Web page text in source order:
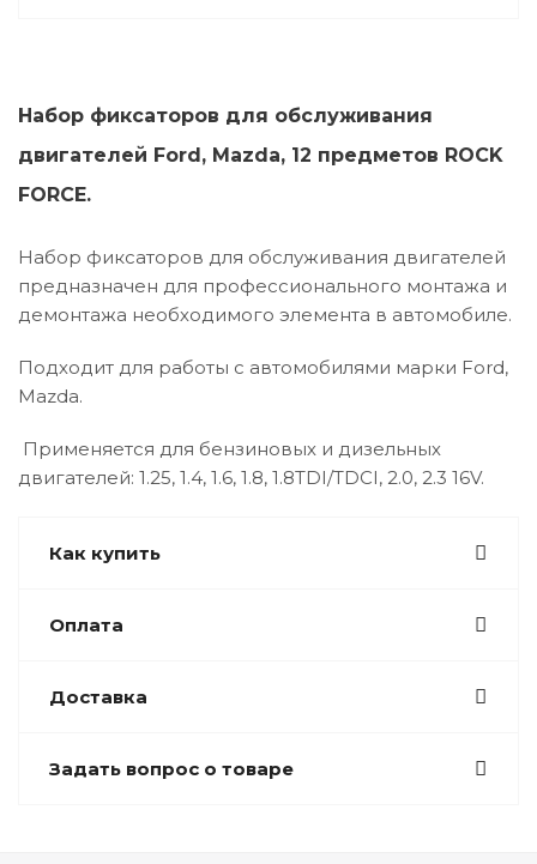
Набор фиксаторов для обслуживания
двигателей Ford, Mazda, 12 предметов ROCK
FORCE.
Набор фиксаторов для обслуживания двигателей
предназначен для профессионального монтажа и
демонтажа необходимого элемента в автомобиле.
Подходит для работы с автомобилями марки Ford,
Mazda.
Применяется для бензиновых и дизельных
двигателей: 1.25, 1.4, 1.6, 1.8, 1.8TDI/TDCI, 2.0, 2.3 16V.
Как купить
Оплата
Доставка
Задать вопрос о товаре